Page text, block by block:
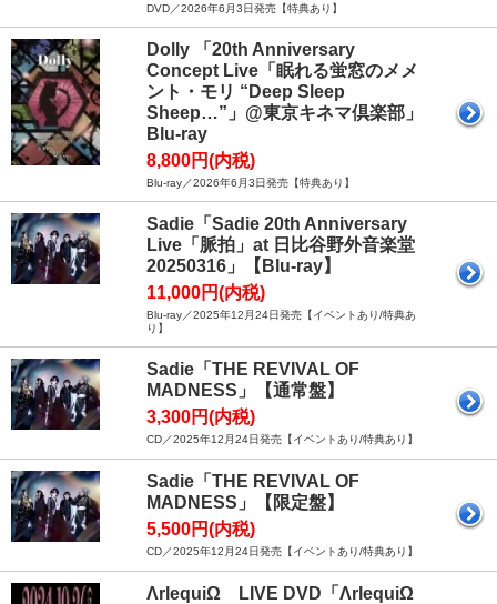
DVD／2026年6月3日発売【特典あり】
Dolly 「20th Anniversary
Concept Live「眠れる蛍窓のメメ
ント・モリ “Deep Sleep
Sheep…”」@東京キネマ倶楽部」
Blu-ray
8,800円(内税)
Blu-ray／2026年6月3日発売【特典あり】
Sadie「Sadie 20th Anniversary
Live「脈拍」at 日比谷野外音楽堂
20250316」【Blu-ray】
11,000円(内税)
Blu-ray／2025年12月24日発売【イベントあり/特典あ
り】
Sadie「THE REVIVAL OF
MADNESS」【通常盤】
3,300円(内税)
CD／2025年12月24日発売【イベントあり/特典あり】
Sadie「THE REVIVAL OF
MADNESS」【限定盤】
5,500円(内税)
CD／2025年12月24日発売【イベントあり/特典あり】
ΛrlequiΩ LIVE DVD「ΛrlequiΩ